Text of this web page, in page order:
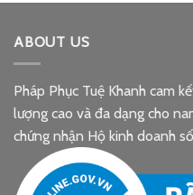
ABOUT US
Pháp Phục Tuệ Khanh cam
lượng cao và đa dạng cho
chứng nhận Hộ kinh doanh